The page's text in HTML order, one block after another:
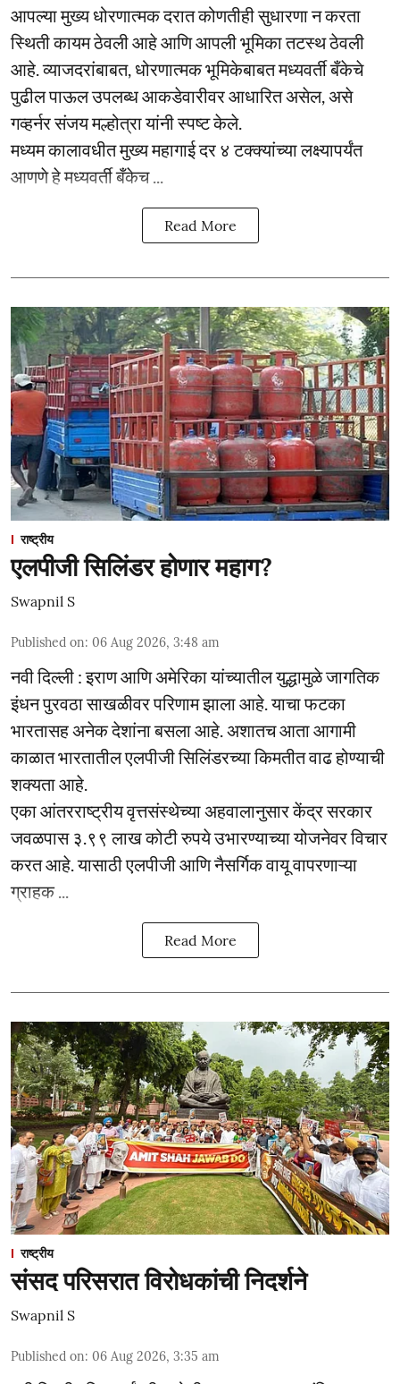
आपल्या मुख्य धोरणात्मक दरात कोणतीही सुधारणा न करता
स्थिती कायम ठेवली आहे आणि आपली भूमिका तटस्थ ठेवली
आहे. व्याजदरांबाबत, धोरणात्मक भूमिकेबाबत मध्यवर्ती बँकेचे
पुढील पाऊल उपलब्ध आकडेवारीवर आधारित असेल, असे
गव्हर्नर संजय मल्होत्रा यांनी स्पष्ट केले.
मध्यम कालावधीत मुख्य महागाई दर ४ टक्क्यांच्या लक्ष्यापर्यंत
आणणे हे मध्यवर्ती बँकेच ...
Read More
राष्ट्रीय
एलपीजी सिलिंडर होणार महाग?
Swapnil S
Published on: 06 Aug 2026, 3:48 am
नवी दिल्ली : इराण आणि अमेरिका यांच्यातील युद्धामुळे जागतिक
इंधन पुरवठा साखळीवर परिणाम झाला आहे. याचा फटका
भारतासह अनेक देशांना बसला आहे. अशातच आता आगामी
काळात भारतातील एलपीजी सिलिंडरच्या किमतीत वाढ होण्याची
शक्यता आहे.
एका आंतरराष्ट्रीय वृत्तसंस्थेच्या अहवालानुसार केंद्र सरकार
जवळपास ३.९९ लाख कोटी रुपये उभारण्याच्या योजनेवर विचार
करत आहे. यासाठी एलपीजी आणि नैसर्गिक वायू वापरणाऱ्या
ग्राहक ...
Read More
राष्ट्रीय
संसद परिसरात विरोधकांची निदर्शने
Swapnil S
Published on: 06 Aug 2026, 3:35 am